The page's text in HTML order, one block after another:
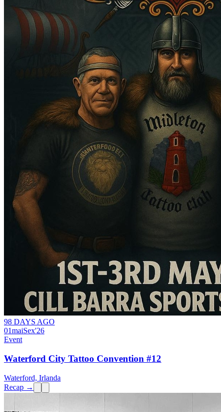
98 DAYS AGO
01maiSex'26
Event
Waterford City Tattoo Convention #12
Waterford, Irlanda
Recap →